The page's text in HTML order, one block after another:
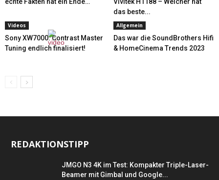
das beste...
Videos
Sony XW7000: Contrast Master
Tuning endlich finalisiert!
Allgemein
Das war die SoundBrothers Hifi
& HomeCinema Trends 2023
REDAKTIONSTIPP
JMGO N3 4K im Test: Kompakter Triple-Laser-
Beamer mit Gimbal und Google...